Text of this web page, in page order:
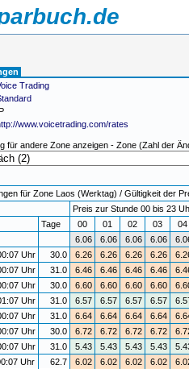
Trading
www.voicetrading.com/rates
für andere Zone anzeigen - Zone (Zahl der
für Zone Laos (Werktag) / Gültigkeit der
Preis zur Stunde 00 bis 23
Tage 00 01 02 03
6.06
6.06 6.06 6.06
Uhr
30.0 6.26 6.26 6.26 6.26
Uhr
31.0 6.46 6.46 6.46 6.46
Uhr
30.0 6.60 6.60 6.60 6.60
Uhr
31.0 6.57 6.57 6.57 6.57
Uhr
31.0 6.64 6.64 6.64 6.64
Uhr
30.0 6.72 6.72 6.72 6.72
Uhr
31.0 5.43 5.43 5.43 5.43
Uhr
62.7 6.02 6.02 6.02 6.02